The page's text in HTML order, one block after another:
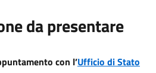
da presentare
con l’Ufficio di Stato